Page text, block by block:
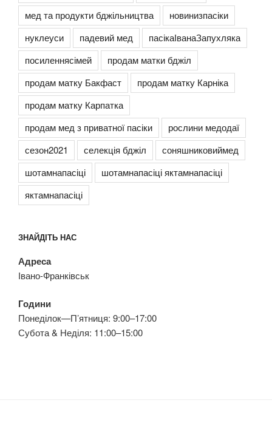
мед та продукти бджільництва
новинизпасіки
нуклеуси
падевий мед
пасікаІванаЗапухляка
посиленнясімей
продам матки бджіл
продам матку Бакфаст
продам матку Карніка
продам матку Карпатка
продам мед з приватної пасіки
рослини медодаї
сезон2021
селекція бджіл
соняшниковиймед
шотамнапасіці
шотамнапасіці яктамнапасіці
яктамнапасіці
ЗНАЙДІТЬ НАС
Адреса
Івано-Франківськ
Години
Понеділок—П’ятниця: 9:00–17:00
Субота & Неділя: 11:00–15:00